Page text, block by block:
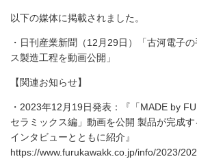
以下の媒体に掲載されました。
・日刊産業新聞（12月29日）「古河電子
ス製造工程を動画公開」
【関連お知らせ】
・2023年12月19日発表：『「MADE by
セラミックス編」動画を公開 製品が完成
インタビューとともに紹介』
https://www.furukawakk.co.jp/info/2023/